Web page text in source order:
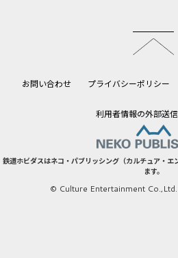
お問い合わせ プライバシーポリシー
利用者情報の外部送
鉄道ホビダスはネコ・パブリッシング（カルチュア・
ます。
© Culture Entertainment